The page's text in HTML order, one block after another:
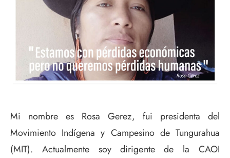
Mi nombre es Rosa Gerez, fui presidenta del
Movimiento Indígena y Campesino de Tungurahua
(MIT). Actualmente soy dirigente de la CAOI